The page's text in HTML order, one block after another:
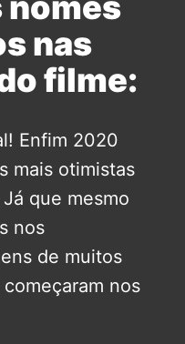
nas
filme:
Enfim 2020
mais otimistas
que mesmo
nos
de muitos
nos